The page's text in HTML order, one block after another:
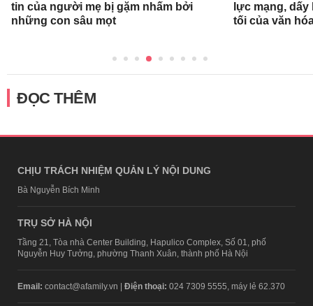
tin của người mẹ bị gặm nhấm bởi
những con sâu mọt
lực mạng,
tối của văn
ĐỌC THÊM
CHỊU TRÁCH NHIỆM QUẢN LÝ NỘI DUNG
Bà Nguyễn Bích Minh
TRỤ SỞ HÀ NỘI
Tầng 21, Tòa nhà Center Building, Hapulico Complex, Số 01, phố
Nguyễn Huy Tưởng, phường Thanh Xuân, thành phố Hà Nội
Email: contact@afamily.vn | Điện thoại: 024 7309 5555, máy lẻ 62.370